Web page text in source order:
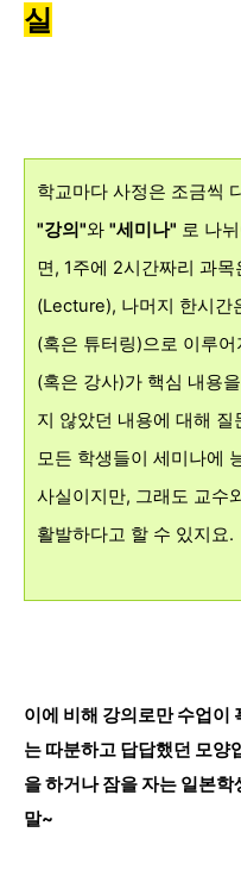
실
학교마다 사정은 조금씩
"강의"와 "세미나" 로 나
면, 1주에 2시간짜리 과
(Lecture), 나머지 한시간
(혹은 튜터링)으로 이루
(혹은 강사)가 핵심 내용
지 않았던 내용에 대해
모든 학생들이 세미나에
사실이지만, 그래도 교수
활발하다고 할 수 있지요.
이에 비해 강의로만 수업이
는 따분하고 답답했던 모양
을 하거나 잠을 자는 일본
말~